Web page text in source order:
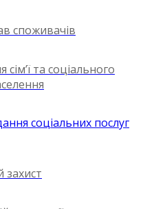
споживачів
сім’ї та соціального
соціальних послуг
захист